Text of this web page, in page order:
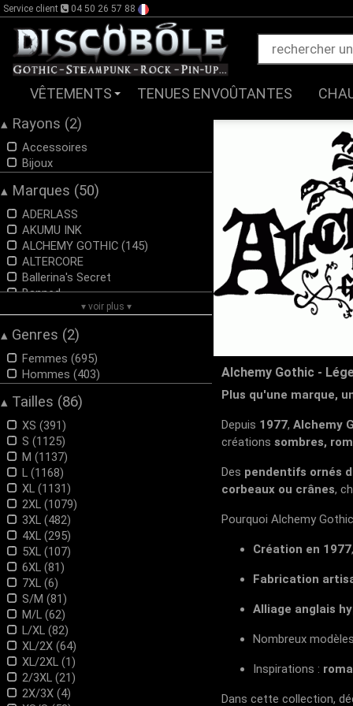
Service client 04 50 26 57 88
VÊTEMENTS TENUES ENVOÛTANTES
▴ Rayons (2)
Accessoires
Bijoux
▴ Marques (50)
ADERLASS
AKUMU INK
ALCHEMY GOTHIC (145)
ALTERCORE
Ballerina's Secret
Banned
BLACK HEART
BLACK PISTOLS
Brandit
BURLESKA
CHET ROCK
Collectif London
Dark In Love
DEMONIACULT
DEVIL FASHION
DISCOBOLE
Dolly and Dotty
ETNOX
FASHION LENTILLES
H&R LONDON
Heartless
HELL BUNNY
HOT ROD HELL CAT
HS
HYRAW
HYSTERIA INK
INNOVISON LENS
jawbreaker
Jolie Beauty
KILLSTAR
Lady Vintage
LIQUOR BRAND
▾ voir plus ▾
▴ Genres (2)
Femmes (695)
Hommes (403)
▴ Tailles (86)
XS (391)
S (1125)
M (1137)
L (1168)
XL (1131)
2XL (1079)
3XL (482)
4XL (295)
5XL (107)
6XL (81)
7XL (6)
S/M (81)
M/L (62)
L/XL (82)
XL/2X (64)
XL/2XL (1)
2/3XL (21)
2X/3X (4)
Alchemy Gothic -
Plus qu'une marque,
Depuis 1977, Alchemy
créations sombres,
Des pendentifs ornés
corbeaux ou crânes,
Pourquoi Alchemy
Création en 1977
Fabrication
Alliage anglais
Nombreux
Inspirations :
Dans cette collection,